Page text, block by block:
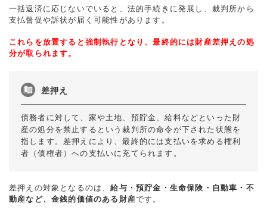
一括返済に応じないでいると、法的手続きに発展し、裁判所から
支払督促や訴状が届く可能性があります。
これらを放置すると強制執行となり、最終的には財産差押えの処
分が取られます。
差押え
債務者に対して、家や土地、預貯金、給料などといった財
産の処分を禁止するという裁判所の命令が下された状態を
指します。差押えにより、最終的には支払いを求める権利
者（債権者）への支払いに充てられます。
差押えの対象となるのは、給与・預貯金・生命保険・自動車・不
動産など、金銭的価値のある財産です。